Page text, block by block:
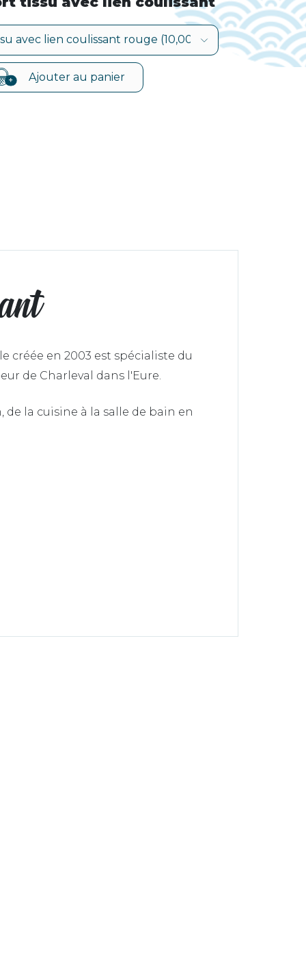
créée en 2003 est spécialiste du
de Charleval dans l'Eure.
la cuisine à la salle de bain en